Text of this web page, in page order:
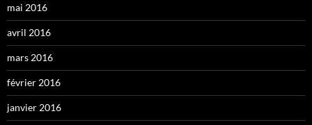
mai 2016
avril 2016
mars 2016
février 2016
janvier 2016